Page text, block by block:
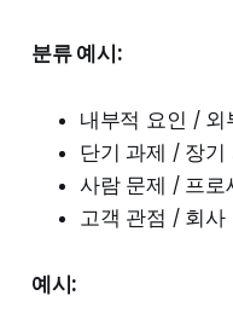
분류 예시:
내부적 요인 / 외
단기 과제 / 장기
사람 문제 / 프로
고객 관점 / 회
예시: